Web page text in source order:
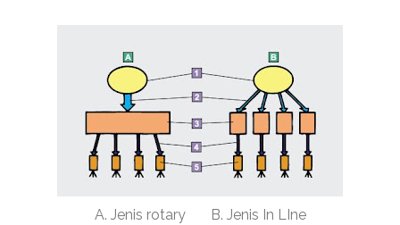
A. Jenis rotary B. Jenis In LIne